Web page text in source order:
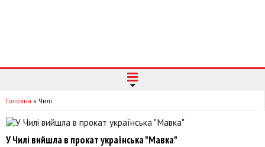
Головна » Чилі
У Чилі вийшла в прокат українська "Мавка"